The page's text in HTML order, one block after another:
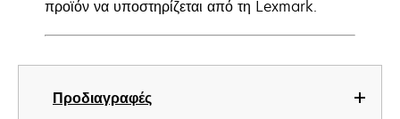
Προδιαγραφές
προϊόν να υποστηρίζεται από τη Lexmark.